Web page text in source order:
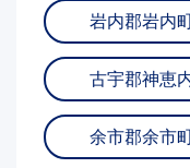
岩内郡岩内
古宇郡神恵
余市郡余市